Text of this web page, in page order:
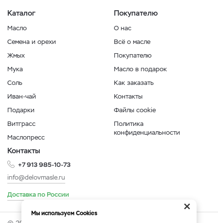
Каталог
Масло
Семена и орехи
Жмых
Мука
Соль
Иван-чай
Подарки
Витграсс
Маслопресс
Покупателю
О нас
Всё о масле
Покупателю
Масло в подарок
Как заказать
Контакты
Файлы cookie
Политика
конфиденциальности
Контакты
+7 913 985-10-73
info@delovmasle.ru
Доставка по России
×
Мы используем Cookies